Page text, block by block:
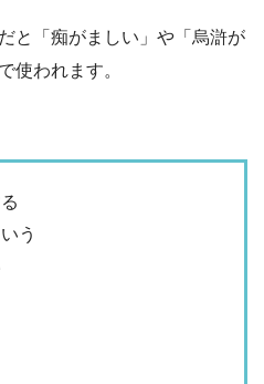
と「痴がましい」や「烏滸が
使われます。
う